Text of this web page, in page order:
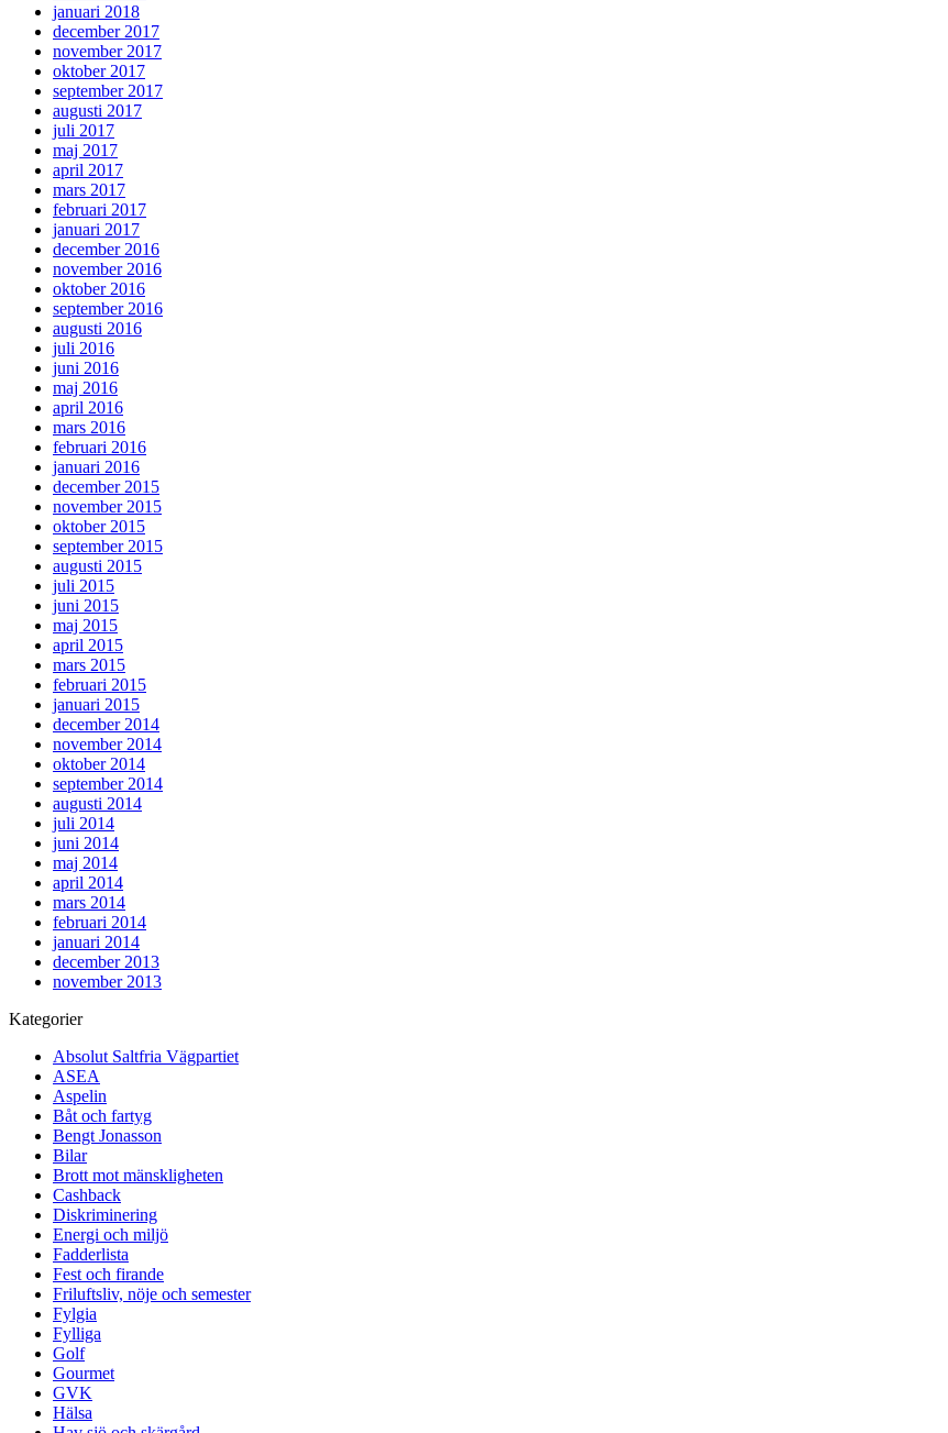
januari 2018
december 2017
november 2017
oktober 2017
september 2017
augusti 2017
juli 2017
maj 2017
april 2017
mars 2017
februari 2017
januari 2017
december 2016
november 2016
oktober 2016
september 2016
augusti 2016
juli 2016
juni 2016
maj 2016
april 2016
mars 2016
februari 2016
januari 2016
december 2015
november 2015
oktober 2015
september 2015
augusti 2015
juli 2015
juni 2015
maj 2015
april 2015
mars 2015
februari 2015
januari 2015
december 2014
november 2014
oktober 2014
september 2014
augusti 2014
juli 2014
juni 2014
maj 2014
april 2014
mars 2014
februari 2014
januari 2014
december 2013
november 2013
Kategorier
Absolut Saltfria Vägpartiet
ASEA
Aspelin
Båt och fartyg
Bengt Jonasson
Bilar
Brott mot mänskligheten
Cashback
Diskriminering
Energi och miljö
Fadderlista
Fest och firande
Friluftsliv, nöje och semester
Fylgia
Fylliga
Golf
Gourmet
GVK
Hälsa